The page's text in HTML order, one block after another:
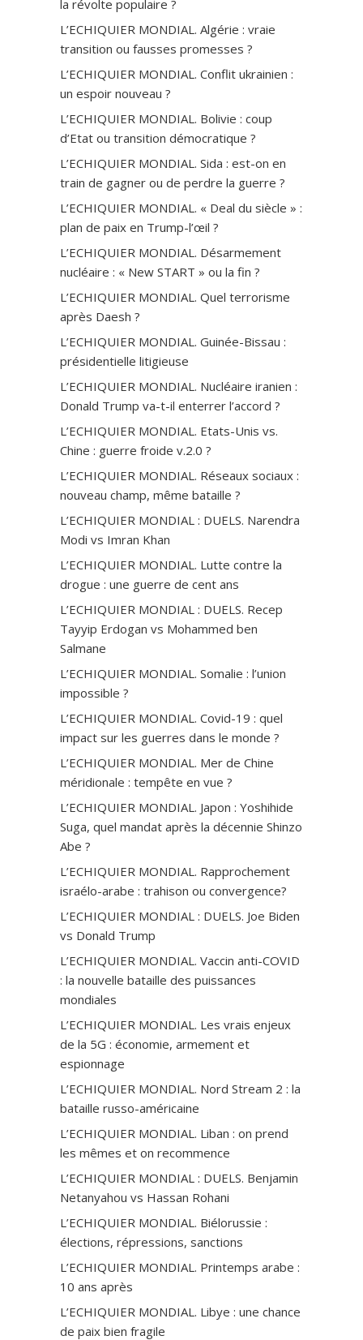
la révolte populaire ?
L’ECHIQUIER MONDIAL. Algérie : vraie
transition ou fausses promesses ?
L’ECHIQUIER MONDIAL. Conflit ukrainien :
un espoir nouveau ?
L’ECHIQUIER MONDIAL. Bolivie : coup
d’Etat ou transition démocratique ?
L’ECHIQUIER MONDIAL. Sida : est-on en
train de gagner ou de perdre la guerre ?
L’ECHIQUIER MONDIAL. « Deal du siècle » :
plan de paix en Trump-l’œil ?
L’ECHIQUIER MONDIAL. Désarmement
nucléaire : « New START » ou la fin ?
L’ECHIQUIER MONDIAL. Quel terrorisme
après Daesh ?
L’ECHIQUIER MONDIAL. Guinée-Bissau :
présidentielle litigieuse
L’ECHIQUIER MONDIAL. Nucléaire iranien :
Donald Trump va-t-il enterrer l’accord ?
L’ECHIQUIER MONDIAL. Etats-Unis vs.
Chine : guerre froide v.2.0 ?
L’ECHIQUIER MONDIAL. Réseaux sociaux :
nouveau champ, même bataille ?
L’ECHIQUIER MONDIAL : DUELS. Narendra
Modi vs Imran Khan
L’ECHIQUIER MONDIAL. Lutte contre la
drogue : une guerre de cent ans
L’ECHIQUIER MONDIAL : DUELS. Recep
Tayyip Erdogan vs Mohammed ben
Salmane
L’ECHIQUIER MONDIAL. Somalie : l’union
impossible ?
L’ECHIQUIER MONDIAL. Covid-19 : quel
impact sur les guerres dans le monde ?
L’ECHIQUIER MONDIAL. Mer de Chine
méridionale : tempête en vue ?
L’ECHIQUIER MONDIAL. Japon : Yoshihide
Suga, quel mandat après la décennie Shinzo
Abe ?
L’ECHIQUIER MONDIAL. Rapprochement
israélo-arabe : trahison ou convergence?
L’ECHIQUIER MONDIAL : DUELS. Joe Biden
vs Donald Trump
L’ECHIQUIER MONDIAL. Vaccin anti-СOVID
: la nouvelle bataille des puissances
mondiales
L’ECHIQUIER MONDIAL. Les vrais enjeux
de la 5G : économie, armement et
espionnage
L’ECHIQUIER MONDIAL. Nord Stream 2 : la
bataille russo-américaine
L’ECHIQUIER MONDIAL. Liban : on prend
les mêmes et on recommence
L’ECHIQUIER MONDIAL : DUELS. Benjamin
Netanyahou vs Hassan Rohani
L’ECHIQUIER MONDIAL. Biélorussie :
élections, répressions, sanctions
L’ECHIQUIER MONDIAL. Printemps arabe :
10 ans après
L’ECHIQUIER MONDIAL. Libye : une chance
de paix bien fragile